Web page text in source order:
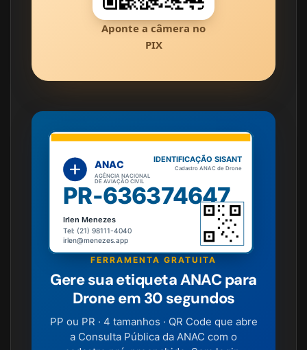
Aponte a câmera no
PIX
ANAC
AGÊNCIA NACIONAL
DE AVIAÇÃO CIVIL
IDENTIFICAÇÃO SISANT
Cadastro ANAC de Drone
PR-636374647
Irlen Menezes
Tel: (21) 98111-4040
irlen@menezes.app
FERRAMENTA GRATUITA
Gere sua etiqueta ANAC para
Drone em 30 segundos
PP ou PR · 4 tamanhos · QR Code que abre
a Consulta Pública da ANAC com o